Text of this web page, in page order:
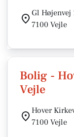
Gl Højenvej
7100 Vejle
Bolig -
Vejle
Hover
7100 Vejle